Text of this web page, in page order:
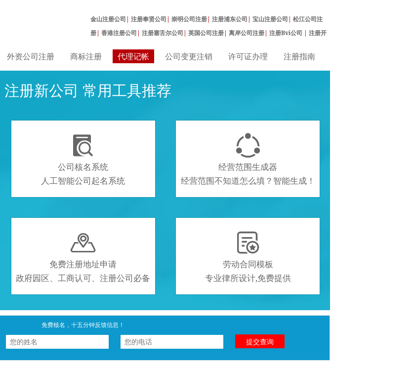
金山注册公司 | 注册奉贤公司 | 崇明公司注册| 注册浦东公司 | 宝山注册公司 | 松江公司注
册| 香港注册公司 | 注册塞舌尔公司 | 英国公司注册| 离岸公司注册| 注册Bvi公司 | 注册开
外资公司注册 商标注册 代理记帐 公司变更注销 许可证办理 注册指南
注册新公司 常用工具推荐

公司核名系统
人工智能公司起名系统

经营范围生成器
经营范围不知道怎么填？智能生成！

免费注册地址申请
政府园区、工商认可、注册公司必备

劳动合同模板
专业律所设计,免费提供
免费核名，十五分钟反馈信息！